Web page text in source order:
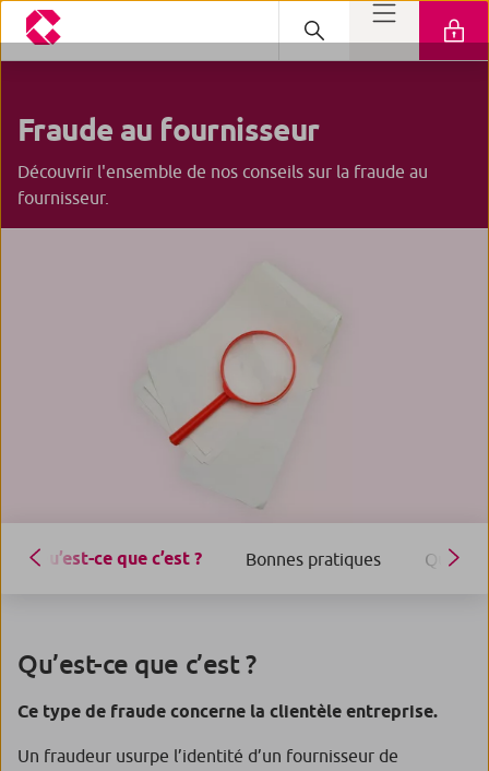
Fraude au fournisseur
Découvrir l'ensemble de nos conseils sur la fraude au
fournisseur.
Qu’est-ce que c’est ? Bonnes pratiques Que
Qu’est-ce que c’est ?
Ce type de fraude concerne la clientèle entreprise.
Un fraudeur usurpe l’identité d’un fournisseur de